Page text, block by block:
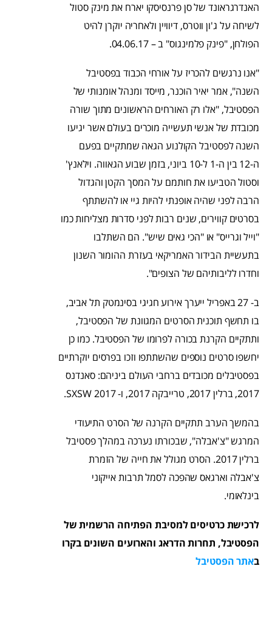
האנדרגראונד של סן פרנסיסקו יארח את מינק סטול
לשיחה על ג'ון ווטרס, דיוויין ולאחריה יוקרן להיט
הפולחן, "פינק פלמינגוס" ב – 04.06.17.
"אנו נרגשים להכריז על אורחי הכבוד בפסטיבל
השנה", אמר יאיר הוכנר, מייסד ומנהל אומנותי של
הפסטיבל, "אלו רק האורחים הראשונים מתוך שורה
מכובדת של אנשי תעשייה מוכרים בעולם אשר יגיעו
השנה לפסטיבל הקולנוע הגאה שמתקיים בפעם
ה-12 בין ה-1 ל-10 ביוני, בזמן שבוע הגאווה. וילאנץ'
וסטול הטביעו את חותמם על המסך הקטן והגדול
הרבה לפני שהיה אופנתי להיות גיי או להשתתף
בסרטים קווירים, שנים רבות לפני סדרות מצליחות כמו
"וייל וגרייס" או "הכי גאים שיש". הם השתלבו
בתעשיית הבידור האמריקאי בעזרת ההומור השנון
וחדרו לליבותיהם של הצופים".
ב- 27 באפריל ייערך אירוע חגיגי בסינמטק תל אביב,
בו תחשף תוכנית הסרטים המגוונת של הפסטיבל,
ותתקיים הקרנת בכורה לפרומו של הפסטיבל. כמו כן
יחשפו סרטים נוספים שהשתתפו וזכו בפרסים יוקרתיים
בפסטיבלים מכובדים ברחבי העולם ביניהם: סאנדנס
2017, ברלין 2017, טרייבקה 2017, ו- SXSW 2017.
בהמשך הערב תתקיים הקרנה של הסרט התיעודי
המרגש "צ'אבלה", שבכורתו נערכה במהלך פסטיבל
ברלין 2017. הסרט מגולל את חייה של הזמרת
צ'אבלה וארגאס שהפכה לסמל תרבות אייקוני
בינלאומי.
לרכישת כרטיסים למסיבת הפתיחה הרשמית של
הפסטיבל, תחרות הדראג והארועים השונים בקרו
באתר הפסטיבל